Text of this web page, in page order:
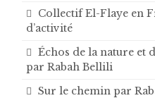
Collectif El-Flaye en
d’activité
Échos de la nature et
par Rabah Bellili
Sur le chemin par